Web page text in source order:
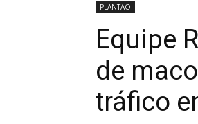
PLANTÃO
Equipe
de
tráfico